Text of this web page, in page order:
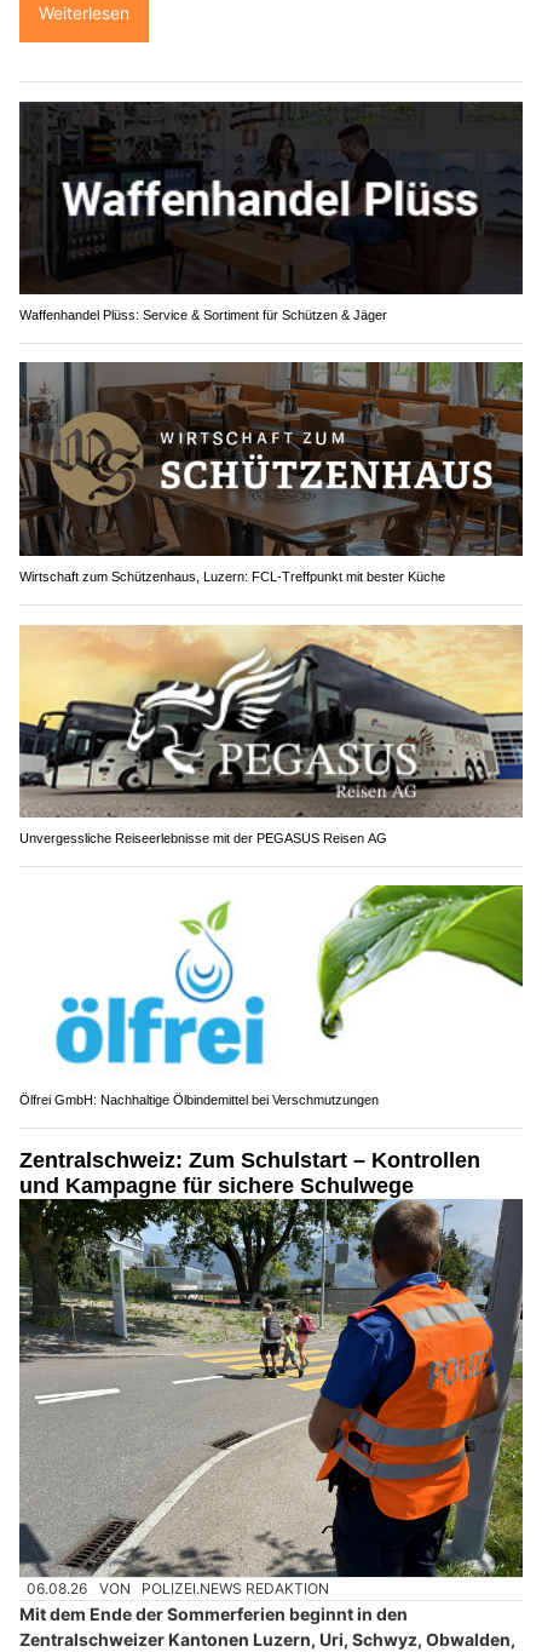
Weiterlesen
Waffenhandel Plüss: Service & Sortiment für Schützen & Jäger
Wirtschaft zum Schützenhaus, Luzern: FCL-Treffpunkt mit bester Küche
Unvergessliche Reiseerlebnisse mit der PEGASUS Reisen AG
Ölfrei GmbH: Nachhaltige Ölbindemittel bei Verschmutzungen
Zentralschweiz: Zum Schulstart – Kontrollen
und Kampagne für sichere Schulwege
06.08.26 VON POLIZEI.NEWS REDAKTION
Mit dem Ende der Sommerferien beginnt in den
Zentralschweizer Kantonen Luzern, Uri, Schwyz, Obwalden,